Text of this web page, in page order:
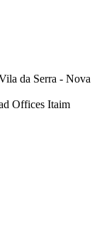
da Serra - Nova
Offices Itaim